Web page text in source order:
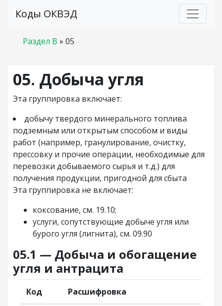
Коды ОКВЭД
Раздел B » 05
05. Добыча угля
Эта группировка включает:
добычу твердого минерального топлива
подземным или открытым способом и виды
работ (например, гранулирование, очистку,
прессовку и прочие операции, необходимые для
перевозки добываемого сырья и т.д.) для
получения продукции, пригодной для сбыта
Эта группировка не включает:
коксование, см. 19.10;
услуги, сопутствующие добыче угля или
бурого угля (лигнита), см. 09.90
05.1 — Добыча и обогащение
угля и антрацита
Код Расшифровка